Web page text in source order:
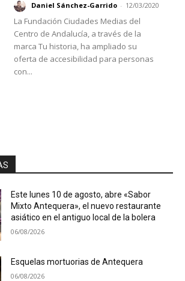
Daniel Sánchez-Garrido - 12/03/2020
La Fundación Ciudades Medias del
Centro de Andalucía, a través de la
marca Tu historia, ha ampliado su
oferta de accesibilidad para personas
con...
Este lunes 10 de agosto, abre «Sabor
Mixto Antequera», el nuevo restaurante
asiático en el antiguo local de la bolera
06/08/2026
Esquelas mortuorias de Antequera
06/08/2026